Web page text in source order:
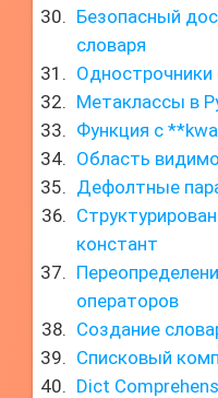
Безопасный
словаря
Однострочники
Метаклассы в
Функция с
Область
Дефолтные
констант
операторов
Создание
Списковый
Dict